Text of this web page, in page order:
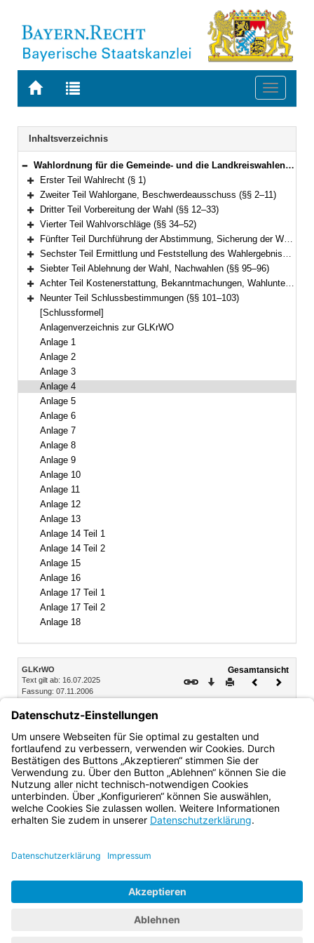
Zur
BAYERN.RECHT
Zur
letzten
Suche
Toggle
Navigation
Inhaltsverzeichnis
Bereich reduzieren
Wahlordnung für die Gemeinde- und die Landkreiswahlen (Gemeinde- und Landkreiswahlordnung – GLKrWO) Vom 7. November 2006 (GVBl. S. 852) BayRS 2021-1/2-1-I (§§ 1–103)
Bereich erweitern
Erster Teil Wahlrecht (§ 1)
Bereich erweitern
Zweiter Teil Wahlorgane, Beschwerdeausschuss (§§ 2–11)
Bereich erweitern
Dritter Teil Vorbereitung der Wahl (§§ 12–33)
Bereich erweitern
Vierter Teil Wahlvorschläge (§§ 34–52)
Bereich erweitern
Fünfter Teil Durchführung der Abstimmung, Sicherung der Wahlfreiheit, Briefwahl (§§ 53–78)
Bereich erweitern
Sechster Teil Ermittlung und Feststellung des Wahlergebnisses (§§ 79–94)
Bereich erweitern
Siebter Teil Ablehnung der Wahl, Nachwahlen (§§ 95–96)
Bereich erweitern
Achter Teil Kostenerstattung, Bekanntmachungen, Wahlunterlagen (§§ 97–100)
Bereich erweitern
Neunter Teil Schlussbestimmungen (§§ 101–103)
[Schlussformel]
Anlagenverzeichnis zur GLKrWO
Anlage 1
Anlage 2
Anlage 3
Anlage 4
Anlage 5
Anlage 6
Anlage 7
Anlage 8
Anlage 9
Anlage 10
Anlage 11
Anlage 12
Anlage 13
Anlage 14 Teil 1
Anlage 14 Teil 2
Anlage 15
Anlage 16
Anlage 17 Teil 1
Anlage 17 Teil 2
Anlage 18
Inhalt
GLKrWO
Text gilt ab: 16.07.2025
Fassung: 07.11.2006
Gesamtansicht
Download
DruckenVorheriges
Anlage 4 (zu §§ 30 bis 32 GLKrWO)
Stimmzettelmuster für die Wahl des Gemeinderats, wenn
nur ein gültiger Wahlvorschlag vorliegt
Bayern.de
BayernPortal
Impressum